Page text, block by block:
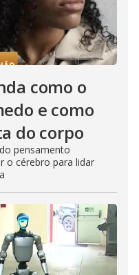
como o
e como
do corpo
pensamento
o cérebro para lidar